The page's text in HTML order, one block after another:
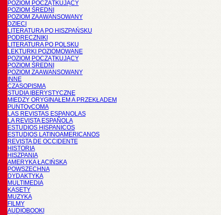
POZIOM POCZĄTKUJĄCY
POZIOM ŚREDNI
POZIOM ZAAWANSOWANY
DZIECI
LITERATURA PO HISZPAŃSKU
PODRĘCZNIKI
LITERATURA PO POLSKU
LEKTURKI POZIOMOWANE
POZIOM POCZĄTKUJĄCY
POZIOM ŚREDNI
POZIOM ZAAWANSOWANY
INNE
CZASOPISMA
STUDIA IBERYSTYCZNE
MIĘDZY ORYGINAŁEM A PRZEKŁADEM
PUNTOyCOMA
LAS REVISTAS ESPANOLAS
LA REVISTA ESPAÑOLA
ESTUDIOS HISPANICOS
ESTUDIOS LATINOAMERICANOS
REVISTA DE OCCIDENTE
HISTORIA
HISZPANIA
AMERYKA ŁACIŃSKA
POWSZECHNA
DYDAKTYKA
MULTIMEDIA
KASETY
MUZYKA
FILMY
AUDIOBOOKI